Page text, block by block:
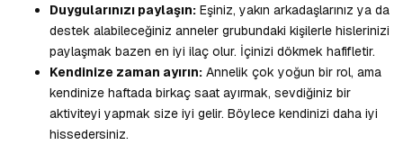
Duygularınızı paylaşın: Eşiniz, yakın arkadaşlarınız ya da
destek alabileceğiniz anneler grubundaki kişilerle hislerinizi
paylaşmak bazen en iyi ilaç olur. İçinizi dökmek hafifletir.
Kendinize zaman ayırın: Annelik çok yoğun bir rol, ama
kendinize haftada birkaç saat ayırmak, sevdiğiniz bir
aktiviteyi yapmak size iyi gelir. Böylece kendinizi daha iyi
hissedersiniz.